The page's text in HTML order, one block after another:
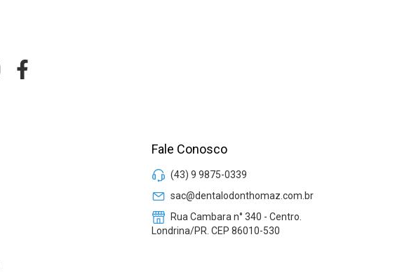
Fale Conosco
(43) 9 9875-0339
sac@dentalodonthomaz.com.br
Rua Cambara n° 340 - Centro.
Londrina/PR. CEP 86010-530